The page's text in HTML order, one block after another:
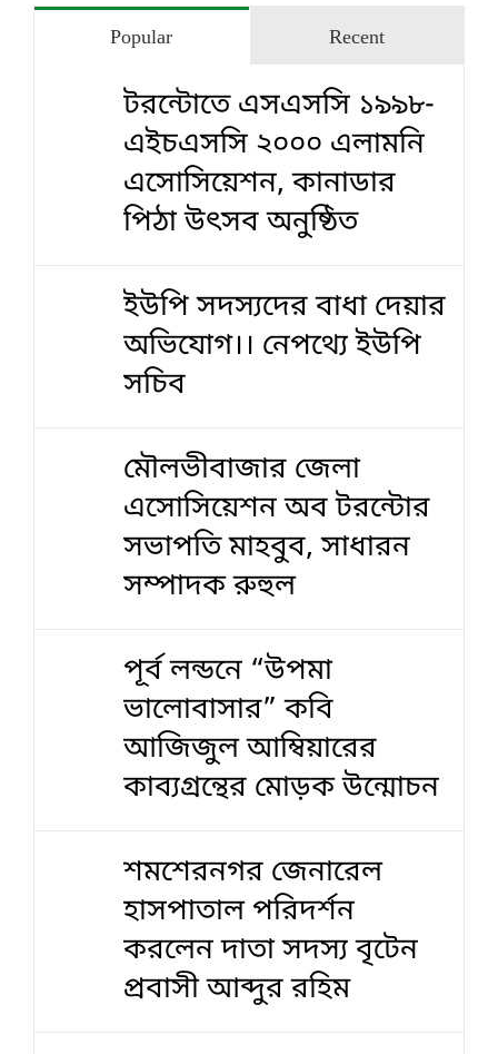
Popular Recent
টরন্টোতে এসএসসি ১৯৯৮-
এইচএসসি ২০০০ এলামনি
এসোসিয়েশন, কানাডার
পিঠা উৎসব অনুষ্ঠিত
ইউপি সদস্যদের বাধা দেয়ার
অভিযোগ।। নেপথ্যে ইউপি
সচিব
মৌলভীবাজার জেলা
এসোসিয়েশন অব টরন্টোর
সভাপতি মাহবুব, সাধারন
সম্পাদক রুহুল
পূর্ব লন্ডনে “উপমা
ভালোবাসার” কবি
আজিজুল আম্বিয়ারের
কাব্যগ্রন্থের মোড়ক উন্মোচন
শমশেরনগর জেনারেল
হাসপাতাল পরিদর্শন
করলেন দাতা সদস্য বৃটেন
প্রবাসী আব্দুর রহিম